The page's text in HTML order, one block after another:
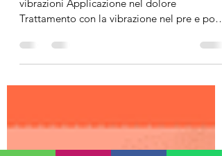
SPORT.
Vibra 3.0 - trattamento del dolore con le
chirurgico La...